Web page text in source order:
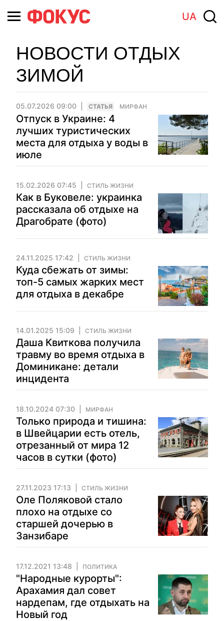
UA
НОВОСТИ ОТДЫХ
ЗИМОЙ
05.07.2026 09:00 CТАТЬЯ МИРФАН
Отпуск в Украине: 4
лучших туристических
места для отдыха у воды в
июле
15.02.2026 07:45 СТИЛЬ ЖИЗНИ
Как в Буковеле: украинка
рассказала об отдыхе на
Драгобрате (фото)
24.11.2025 17:42 СТИЛЬ ЖИЗНИ
Куда сбежать от зимы:
топ-5 самых жарких мест
для отдыха в декабре
14.01.2025 15:09 СТИЛЬ ЖИЗНИ
Даша Квиткова получила
травму во время отдыха в
Доминикане: детали
инцидента
18.10.2024 07:30 МИРФАН
Только природа и тишина:
в Швейцарии есть отель,
отрезанный от мира 12
часов в сутки (фото)
27.11.2023 17:13 СТИЛЬ ЖИЗНИ
Оле Поляковой стало
плохо на отдыхе со
старшей дочерью в
Занзибаре
17.12.2021 13:48 ПОЛИТИКА
"Народные курорты":
Арахамия дал совет
нардепам, где отдыхать на
Новый год